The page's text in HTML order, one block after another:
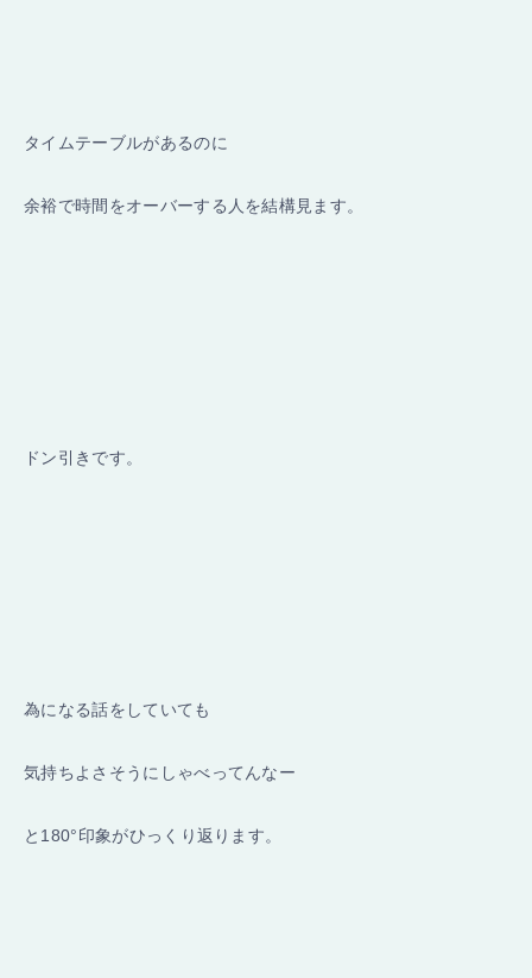
タイムテーブルがあるのに
余裕で時間をオーバーする人を結構見ます。
ドン引きです。
為になる話をしていても
気持ちよさそうにしゃべってんなー
と180°印象がひっくり返ります。